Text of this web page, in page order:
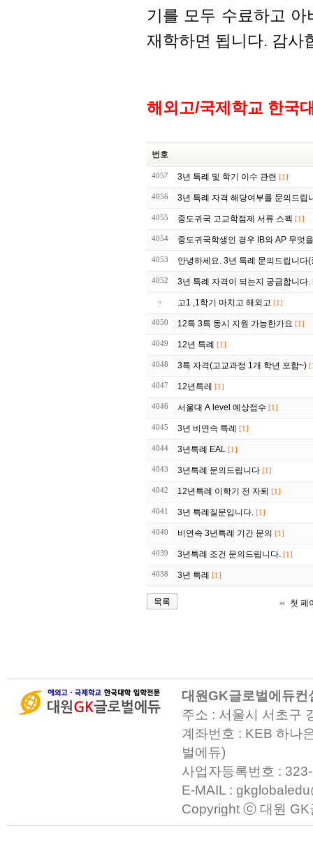
기를 모두 수료하고
재학하면 됩니다. 감
해외고/국제학교 한국
번호
4057 3년 특례 및 학기 이수 관련 [1]
4056 3년 특례 자격 해당여부를 문의드립
4055 중도귀국 고교학점제 서류 스펙 [1]
4054 중도귀국학생인 경우 IB와 AP 무엇
4053 안녕하세요. 3년 특례 문의드립니다
4052 3년 특례 자격이 되는지 궁금합니다.
» 고1 ,1학기 마치고 해외고 [1]
4050 12특 3특 동시 지원 가능한가요 [1]
4049 12년 특례 [1]
4048 3특 자격(고교과정 1개 학년 포함~)
4047 12년특레 [1]
4046 서울대 A level 예상점수 [1]
4045 3년 비연속 특례 [1]
4044 3년특례 EAL [1]
4043 3년특례 문의드립니다 [1]
4042 12년특례 이학기 전 자퇴 [1]
4041 3년 특례질문입니다. [1]
4040 비연속 3년특례 기간 문의 [1]
4039 3년특례 조건 문의드립니다. [1]
4038 3년 특례 [1]
목록 첫 페
대원GK글로벌에듀
주소 : 서울시 서초구
계좌번호 : KEB 하나
벌에듀)
사업자등록번호 :
E-MAIL :
Copyright ⓒ 대원 GK